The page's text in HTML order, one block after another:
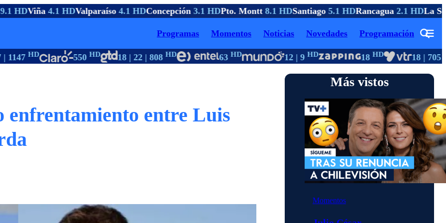
HDViña4.1 HDValparaíso4.1 HDConcepción3.1 HDPto. Montt8.1 HDSantiago5.1 HDRancagua2.1 HDLa
Programas Momentos Noticias Novedades Programación
1147HD 550HD 18 | 22 | 808HD 63HD 12 | 9HD 18HD 18 | 705
enfrentamiento entre Luis
Más vistos
Momentos